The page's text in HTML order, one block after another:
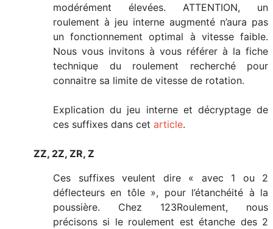
modérément élevées. ATTENTION, un
roulement à jeu interne augmenté n’aura pas
un fonctionnement optimal à vitesse faible.
Nous vous invitons à vous référer à la fiche
technique du roulement recherché pour
connaitre sa limite de vitesse de rotation.
Explication du jeu interne et décryptage de
ces suffixes dans cet article.
ZZ, 2Z, ZR, Z
Ces suffixes veulent dire « avec 1 ou 2
déflecteurs en tôle », pour l’étanchéité à la
poussière. Chez 123Roulement, nous
précisons si le roulement est étanche des 2